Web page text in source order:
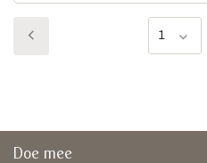
1
Doe mee